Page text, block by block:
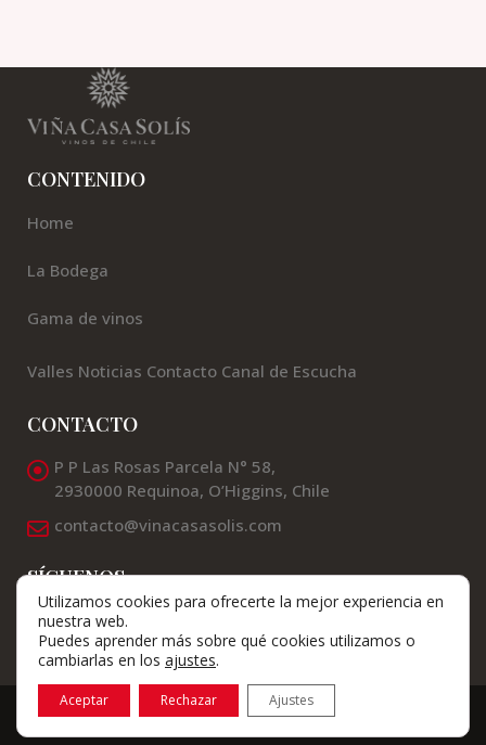
CONTENIDO
Home
La Bodega
Gama de vinos
Valles Noticias Contacto Canal de Escucha
CONTACTO
P P Las Rosas Parcela N° 58,
2930000 Requinoa, O’Higgins, Chile
contacto@vinacasasolis.com
SÍGUENOS
© Viña Casas Solis 2024
Utilizamos cookies para ofrecerte la mejor experiencia en
nuestra web.
Puedes aprender más sobre qué cookies utilizamos o
cambiarlas en los ajustes.
Aceptar Rechazar Ajustes